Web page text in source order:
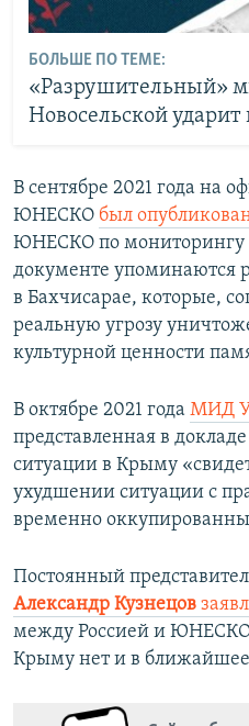
БОЛЬШЕ ПО ТЕМЕ:
«Разрушительный»
Новосельской ударит
В сентябре 2021 года на
ЮНЕСКО был
ЮНЕСКО по мониторингу
документе упоминаются
в Бахчисарае, которые,
реальную угрозу
культурной ценности
В октябре 2021 года МИД
представленная в
ситуации в Крыму
ухудшении ситуации с
временно
Постоянный
Александр Кузнецов
между Россией и
Крыму нет и в